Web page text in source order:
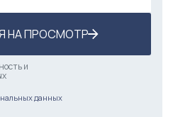
НА ПРОСМОТР
и
данных